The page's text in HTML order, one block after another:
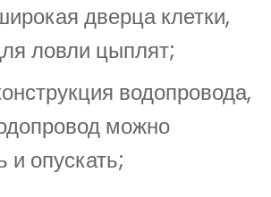
дверца клетки,
ловли цыплят;
водопровода,
можно
и опускать;